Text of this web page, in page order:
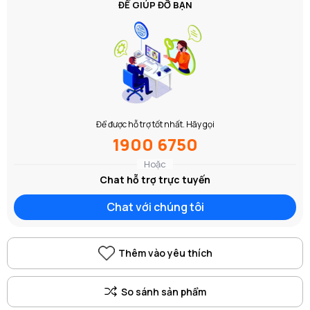
ĐỂ GIÚP ĐỠ BẠN
Để được hỗ trợ tốt nhất. Hãy gọi
1900 6750
Hoặc
Chat hỗ trợ trực tuyến
Chat với chúng tôi
Thêm vào yêu thích